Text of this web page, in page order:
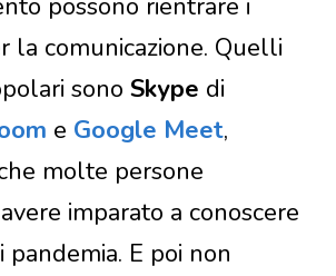
la comunicazione. Quelli
sono Skype di
e Google Meet,
molte persone
imparato a conoscere
pandemia. E poi non